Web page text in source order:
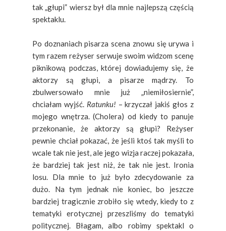
tak „głupi” wiersz był dla mnie najlepszą częścią
spektaklu.
Po doznaniach pisarza scena znowu się urywa i
tym razem reżyser serwuje swoim widzom scenę
piknikową podczas, której dowiadujemy się, że
aktorzy są głupi, a pisarze mądrzy. To
zbulwersowało mnie już „niemiłosiernie”,
chciałam wyjść. Ratunku! – krzyczał jakiś głos z
mojego wnętrza. (Cholera) od kiedy to panuje
przekonanie, że aktorzy są głupi? Reżyser
pewnie chciał pokazać, że jeśli ktoś tak myśli to
wcale tak nie jest, ale jego wizja raczej pokazała,
że bardziej tak jest niż, że tak nie jest. Ironia
losu. Dla mnie to już było zdecydowanie za
dużo. Na tym jednak nie koniec, bo jeszcze
bardziej tragicznie zrobiło się wtedy, kiedy to z
tematyki erotycznej przeszliśmy do tematyki
politycznej. Błagam, albo robimy spektakl o